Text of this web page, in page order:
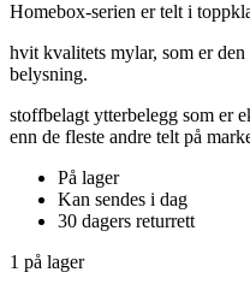
Homebox-serien er telt i
hvit kvalitets mylar, som er
belysning.
stoffbelagt ytterbelegg som er
enn de fleste andre telt på
På lager
Kan sendes i dag
30 dagers returrett
1 på lager